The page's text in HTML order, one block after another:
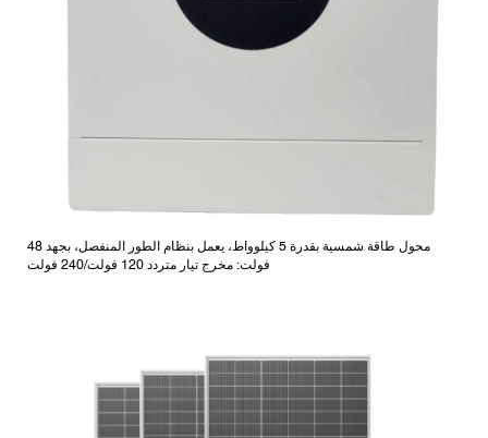
محول طاقة شمسية بقدرة 5 كيلوواط، يعمل بنظام الطور المنفصل، بجهد 48
فولت: مخرج تيار متردد 120 فولت/240 فولت